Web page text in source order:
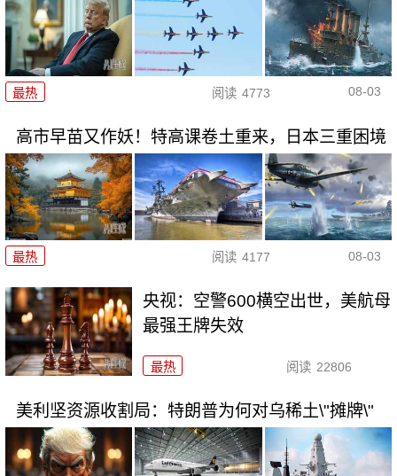
最热 阅读 4773 08-03
高市早苗又作妖！特高课卷土重来，日本三重困境
最热 阅读 4177 08-03
央视：空警600横空出世，美航母
最强王牌失效
最热 阅读 22806
美利坚资源收割局：特朗普为何对乌稀土\"摊牌\"